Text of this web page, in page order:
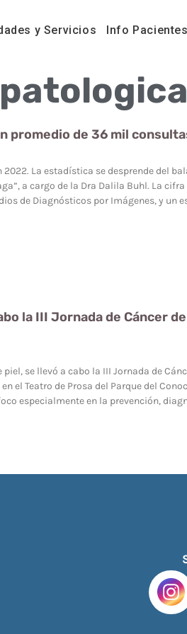
y Servicios Info Pacientes
promedio de 36 mil
La estadística se desprende del
a cargo de la Dra Dalila Buhl. La
de Diagnósticos por Imágenes, y un
la III Jornada de Cáncer
se llevó a cabo la III Jornada de
el Teatro de Prosa del Parque del
especialmente en la prevención,